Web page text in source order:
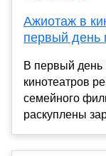
Ажиотаж в
первый день
В первый день
кинотеатров
семейного
раскуплены